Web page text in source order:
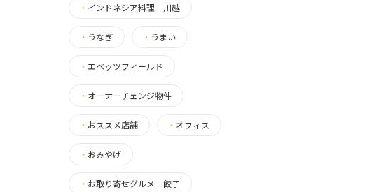
・ インドネシア料理 川越
・ うなぎ ・ うまい
・ エベッツフィールド
・ オーナーチェンジ物件
・ おススメ店舗 ・ オフィス
・ おみやげ
・ お取り寄せグルメ 餃子